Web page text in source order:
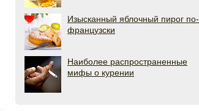
Изысканный яблочный пирог по-
французски
Наиболее распространенные
мифы о курении